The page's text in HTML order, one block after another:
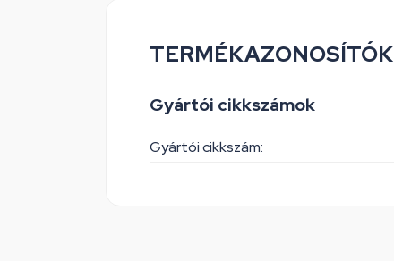
TERMÉKAZONOSÍTÓK
Gyártói cikkszámok
Gyártói cikkszám: